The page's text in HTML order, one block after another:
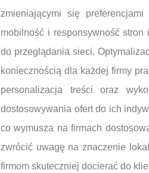
zmieniającymi się
mobilność i responsywność
do przeglądania sieci.
koniecznością dla każdej firmy
personalizacja treści oraz
dostosowywania ofert do ich
co wymusza na firmach
zwrócić uwagę na znaczenie
firmom skuteczniej docierać do